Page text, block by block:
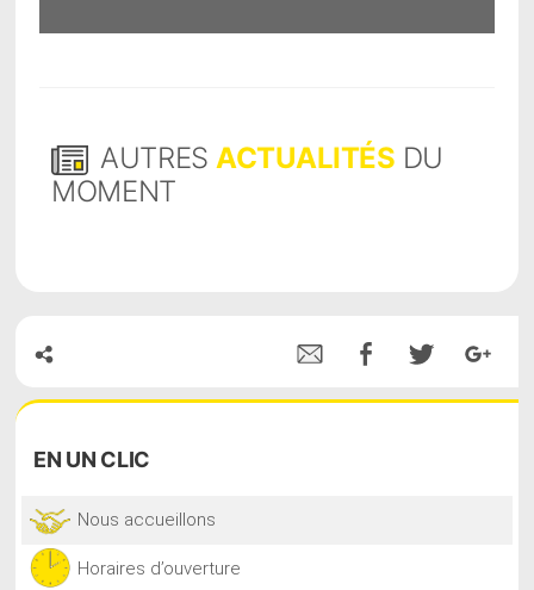
AUTRESACTUALITÉS DU
MOMENT
EN UN CLIC
Nous accueillons
Horaires d’ouverture